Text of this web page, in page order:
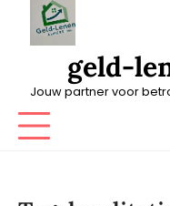
geld-
Jouw partner voor